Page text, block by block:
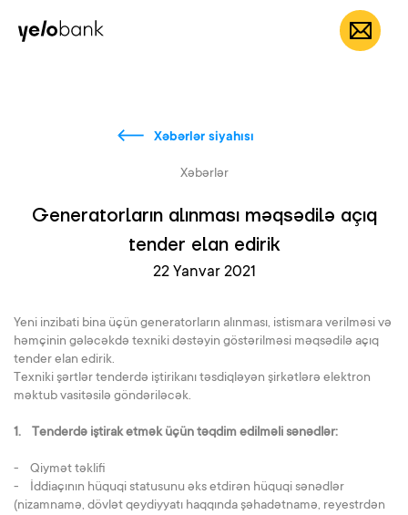
Fərdi Biznes AZ
Xəbərlər siyahısı
Xəbərlər
Generatorların alınması məqsədilə açıq
tender elan edirik
22 Yanvar 2021
Yeni inzibati bina üçün generatorların alınması, istismara verilməsi və
həmçinin gələcəkdə texniki dəstəyin göstərilməsi məqsədilə açıq
tender elan edirik.
Texniki şərtlər tenderdə iştirikanı təsdiqləyən şirkətlərə elektron
məktub vasitəsilə göndəriləcək.
1. Tenderdə iştirak etmək üçün təqdim edilməli sənədlər:
- Qiymət təklifi
- İddiaçının hüquqi statusunu əks etdirən hüquqi sənədlər
(nizamnamə, dövlət qeydiyyatı haqqında şəhadətnamə, reyestrdən